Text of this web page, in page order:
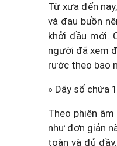
Từ xưa đến
và đau buồn
khởi đầu mới.
người đã xem
rước theo bao
» Dãy số chứa
Theo phiên
như đơn giản
toàn và đủ